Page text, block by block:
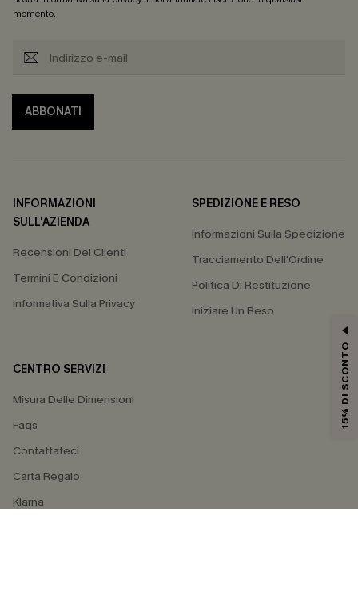
momento.
ABBONATI
INFORMAZIONI
SULL'AZIENDA
Recensioni Dei Clienti
Termini E Condizioni
Informativa Sulla Privacy
SPEDIZIONE E RESO
Informazioni Sulla Spedizione
Tracciamento Dell'Ordine
Politica Di Restituzione
Iniziare Un Reso
CENTRO SERVIZI
Misura Delle Dimensioni
Faqs
Contattateci
Carta Regalo
Klarna
15% DI SCONTO